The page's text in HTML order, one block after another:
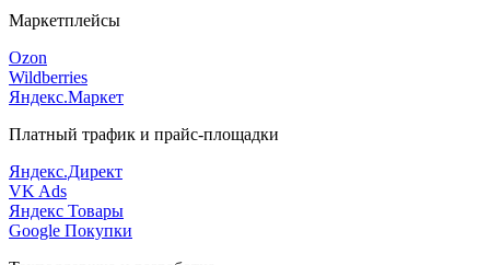
Маркетплейсы
Ozon
Wildberries
Яндекс.Маркет
Платный трафик и прайс-площадки
Яндекс.Директ
VK Ads
Яндекс Товары
Google Покупки